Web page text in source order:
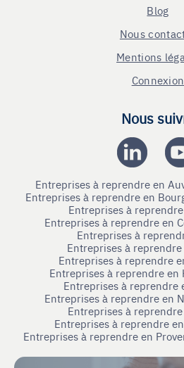
Blog
Nous
Mentions
Connexion
Nous
Entreprises à reprendre en
Entreprises à reprendre en
Entreprises à
Entreprises à reprendre en
Entreprises à
Entreprises à
Entreprises à reprendre
Entreprises à reprendre en
Entreprises à reprendre
Entreprises à reprendre en
Entreprises à
Entreprises à reprendre
Entreprises à reprendre en